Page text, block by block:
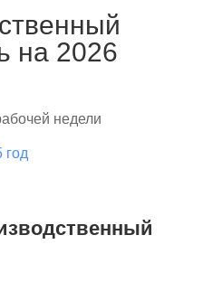
на 2026
недели
год